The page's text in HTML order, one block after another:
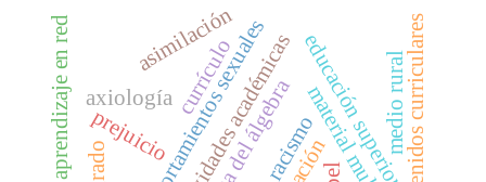
currículo
axiología
comportamientos sexuales
actividades académicas contenidos curriculares
educación superior,
aprendizaje en red asimilación
racismo
prejuicio medio rural